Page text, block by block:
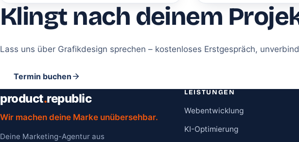
Klingt nach deinem
Lass uns über Grafikdesign sprechen – kostenloses Erstgespräch,
Termin buchen
product.republic
Wir machen deine Marke unübersehbar.
Deine Marketing-Agentur aus
LEISTUNGEN
Webentwicklung
KI-Optimierung